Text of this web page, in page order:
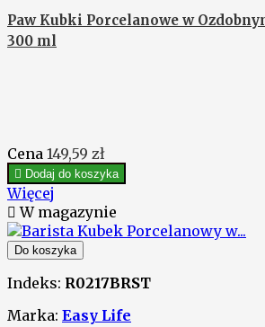
Paw Kubki Porcelanowe w
300 ml
Cena 149,59 zł
 Dodaj do koszyka
Więcej
 W magazynie
Do koszyka
Indeks: R0217BRST
Marka: Easy Life